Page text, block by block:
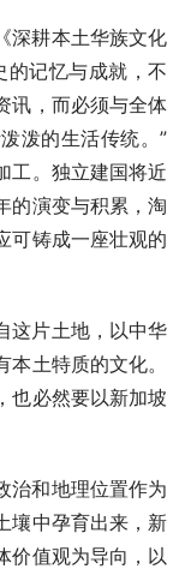
深耕本土华族文化
的记忆与成就，不
讯，而必须与全体
泼的生活传统。”
工。独立建国将近
的演变与积累，淘
可铸成一座壮观的
这片土地，以中华
土特质的文化。
也必然要以新加坡
治和地理位置作为
壤中孕育出来，新
价值观为导向，以